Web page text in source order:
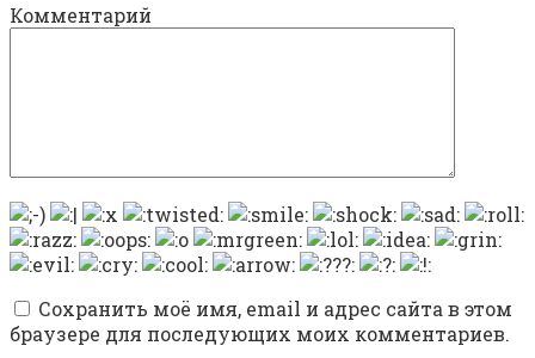
Комментарий
Сохранить моё имя, email и адрес сайта в этом
браузере для последующих моих комментариев.